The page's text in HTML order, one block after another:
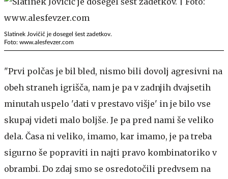
Slatinek Jovičič je dosegel šest zadetkov.
Foto: www.alesfevzer.com
"Prvi polčas je bil bled, nismo bili dovolj agresivni na
obeh straneh igrišča, nam je pa v zadnjih dvajsetih
minutah uspelo 'dati v prestavo višje' in je bilo vse
skupaj videti malo boljše. Je pa pred nami še veliko
dela. Časa ni veliko, imamo, kar imamo, je pa treba
sigurno še popraviti in najti pravo kombinatoriko v
obrambi. Do zdaj smo se osredotočili predvsem na